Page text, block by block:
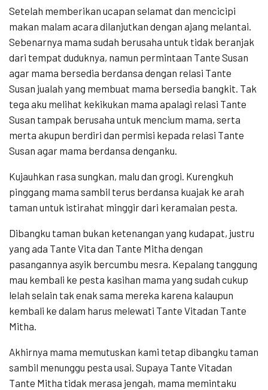
Setelah memberikan ucapan selamat dan mencicipi
makan malam acara dilanjutkan dengan ajang melantai.
Sebenarnya mama sudah berusaha untuk tidak beranjak
dari tempat duduknya, namun permintaan Tante Susan
agar mama bersedia berdansa dengan relasi Tante
Susan jualah yang membuat mama bersedia bangkit. Tak
tega aku melihat kekikukan mama apalagi relasi Tante
Susan tampak berusaha untuk mencium mama, serta
merta akupun berdiri dan permisi kepada relasi Tante
Susan agar mama berdansa denganku.
Kujauhkan rasa sungkan, malu dan grogi. Kurengkuh
pinggang mama sambil terus berdansa kuajak ke arah
taman untuk istirahat minggir dari keramaian pesta.
Dibangku taman bukan ketenangan yang kudapat, justru
yang ada Tante Vita dan Tante Mitha dengan
pasangannya asyik bercumbu mesra. Kepalang tanggung
mau kembali ke pesta kasihan mama yang sudah cukup
lelah selain tak enak sama mereka karena kalaupun
kembali ke dalam harus melewati Tante Vitadan Tante
Mitha.
Akhirnya mama memutuskan kami tetap dibangku taman
sambil menunggu pesta usai. Supaya Tante Vitadan
Tante Mitha tidak merasa jengah, mama memintaku